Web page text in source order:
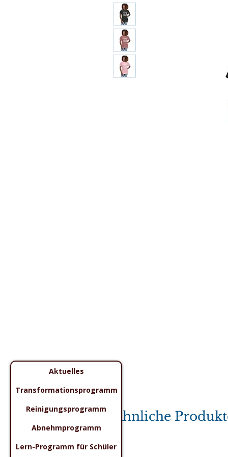
Aktuelles
Transformationsprogramm
Reinigungsprogramm
Abnehmprogramm
Lern-Programm für Schüler
Ähnliche